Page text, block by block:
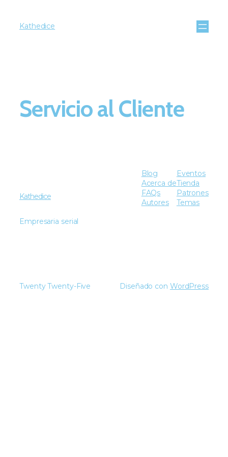
Kathedice
Servicio al Cliente
Kathedice
Empresaria serial
Blog
Acerca de
FAQs
Autores
Eventos
Tienda
Patrones
Temas
Twenty Twenty-Five Diseñado con WordPress